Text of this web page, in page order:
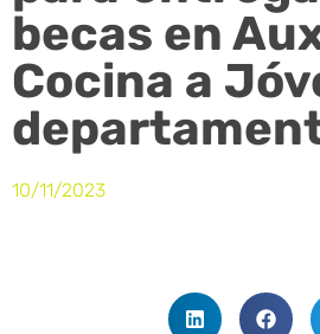
becas en
Cocina a
10/11/2023